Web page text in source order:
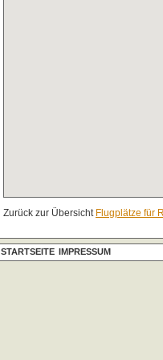
Zurück zur Übersicht Flugplätze für
STARTSEITE IMPRESSUM